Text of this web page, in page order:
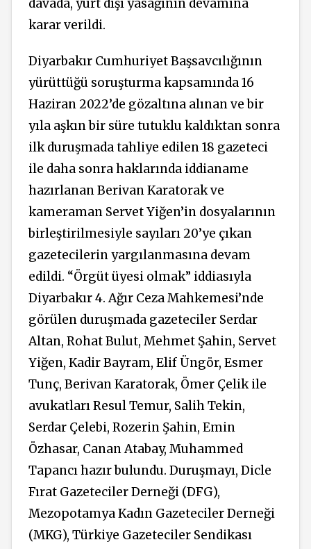
davada, yurt dışı yasağının devamına
karar verildi.
Diyarbakır Cumhuriyet Başsavcılığının
yürüttüğü soruşturma kapsamında 16
Haziran 2022’de gözaltına alınan ve bir
yıla aşkın bir süre tutuklu kaldıktan sonra
ilk duruşmada tahliye edilen 18 gazeteci
ile daha sonra haklarında iddianame
hazırlanan Berivan Karatorak ve
kameraman Servet Yiğen’in dosyalarının
birleştirilmesiyle sayıları 20’ye çıkan
gazetecilerin yargılanmasına devam
edildi. “Örgüt üyesi olmak” iddiasıyla
Diyarbakır 4. Ağır Ceza Mahkemesi’nde
görülen duruşmada gazeteciler Serdar
Altan, Rohat Bulut, Mehmet Şahin, Servet
Yiğen, Kadir Bayram, Elif Üngör, Esmer
Tunç, Berivan Karatorak, Ömer Çelik ile
avukatları Resul Temur, Salih Tekin,
Serdar Çelebi, Rozerin Şahin, Emin
Özhasar, Canan Atabay, Muhammed
Tapancı hazır bulundu. Duruşmayı, Dicle
Fırat Gazeteciler Derneği (DFG),
Mezopotamya Kadın Gazeteciler Derneği
(MKG), Türkiye Gazeteciler Sendikası